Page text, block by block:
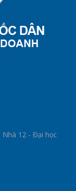
Nhà 12 - Đại học